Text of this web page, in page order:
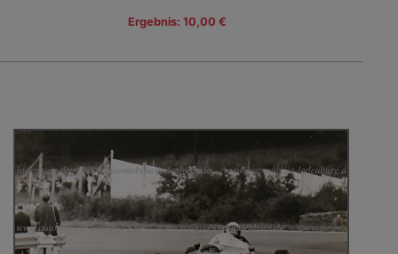
Ergebnis: 10,00 €